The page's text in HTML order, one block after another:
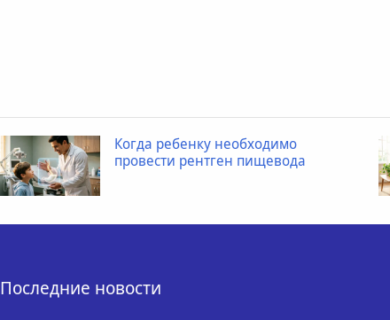
Когда ребенку необходимо
провести рентген пищевода
Последние новости